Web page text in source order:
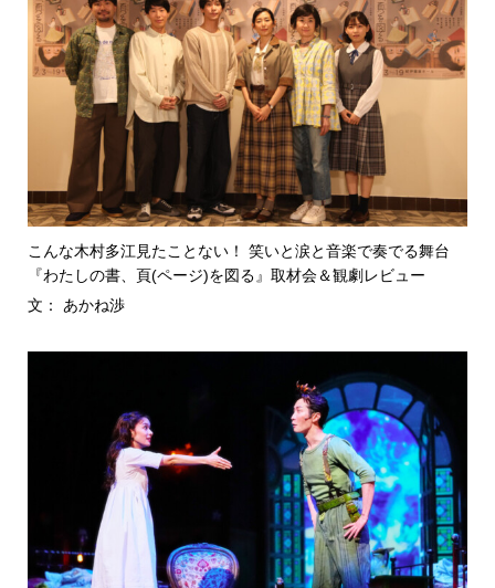
こんな木村多江見たことない！ 笑いと涙と音楽で奏でる舞台
『わたしの書、頁(ページ)を図る』取材会＆観劇レビュー
文： あかね渉